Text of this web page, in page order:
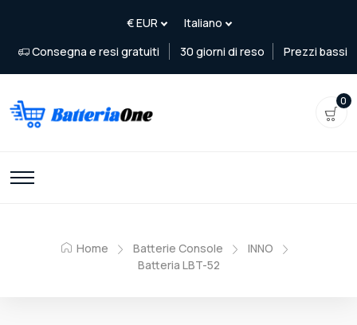
Consegna e resi gratuiti 30 giorni di reso Prezzi bassi
0
Home Batterie Console
INNO
Batteria LBT-52